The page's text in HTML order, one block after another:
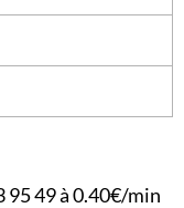
95 49 à 0.40€/min